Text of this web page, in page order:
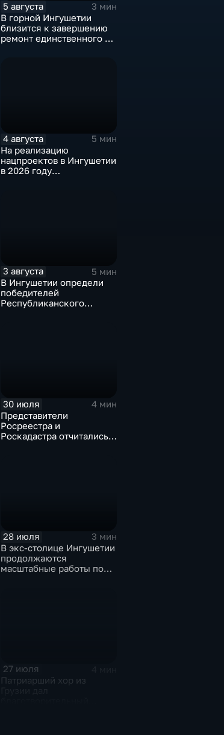
5 августа
3 мин
В горной Ингушетии
близится к завершению
ремонт единственного в
4 августа
5 мин
На реализацию
нацпроектов в Ингушетии
в 2026 году
3 августа
5 мин
В Ингушетии определи
победителей
Республиканского
30 июля
4 мин
Представители
Росреестра и
Роскадастра отчитались
28 июля
3 мин
В экс-столице Ингушетии
продолжаются
масштабные работы по
27 июля
Патриарший хор из